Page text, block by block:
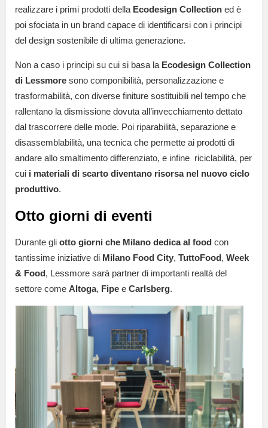
realizzare i primi prodotti della Ecodesign Collection ed è
poi sfociata in un brand capace di identificarsi con i principi
del design sostenibile di ultima generazione.
Non a caso i principi su cui si basa la Ecodesign Collection
di Lessmore sono componibilità, personalizzazione e
trasformabilità, con diverse finiture sostituibili nel tempo che
rallentano la dismissione dovuta all’invecchiamento dettato
dal trascorrere delle mode. Poi riparabilità, separazione e
disassemblabilità, una tecnica che permette ai prodotti di
andare allo smaltimento differenziato, e infine riciclabilità, per
cui i materiali di scarto diventano risorsa nel nuovo ciclo
produttivo.
Otto giorni di eventi
Durante gli otto giorni che Milano dedica al food con
tantissime iniziative di Milano Food City, TuttoFood, Week
& Food, Lessmore sarà partner di importanti realtà del
settore come Altoga, Fipe e Carlsberg.